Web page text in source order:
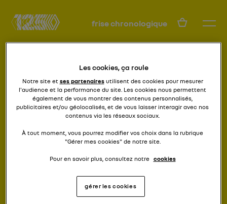
frise chronologique FR
ESTAFETTE
Les cookies, ça roule
Notre site et ses partenairesutilisent des cookies pour mesurer
l'audience et la performance du site. Les cookies nous permettent
également de vous montrer des contenus personnalisés,
publicitaires et/ou géolocalisés, et de vous laisser interagir avec nos
contenus via les réseaux sociaux.
À tout moment, vous pourrez modifier vos choix dans la rubrique
"Gérer mes cookies" de notre site.
Pour en savoir plus, consultez notre cookies
gérer les cookies